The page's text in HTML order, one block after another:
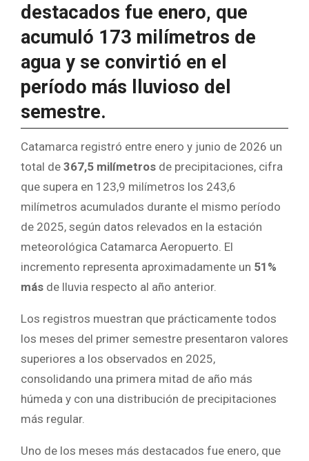
destacados fue enero, que
acumuló 173 milímetros de
agua y se convirtió en el
período más lluvioso del
semestre.
Catamarca registró entre enero y junio de 2026 un
total de 367,5 milímetros de precipitaciones, cifra
que supera en 123,9 milímetros los 243,6
milímetros acumulados durante el mismo período
de 2025, según datos relevados en la estación
meteorológica Catamarca Aeropuerto. El
incremento representa aproximadamente un 51%
más de lluvia respecto al año anterior.
Los registros muestran que prácticamente todos
los meses del primer semestre presentaron valores
superiores a los observados en 2025,
consolidando una primera mitad de año más
húmeda y con una distribución de precipitaciones
más regular.
Uno de los meses más destacados fue enero, que